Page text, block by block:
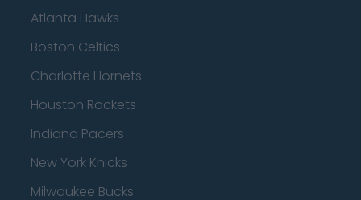
Atlanta Hawks
Boston Celtics
Charlotte Hornets
Houston Rockets
Indiana Pacers
New York Knicks
Milwaukee Bucks